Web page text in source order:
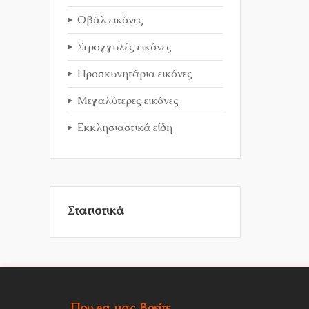
Οβάλ εικόνες
Στρογγυλές εικόνες
Προσκυνητάρια εικόνες
Μεγαλύτερες εικόνες
Εκκλησιαστικά είδη
Στατιστικά